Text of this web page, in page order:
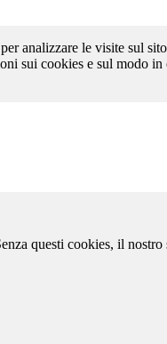
analizzare le visite sul
sui cookies e sul modo in
questi cookies, il